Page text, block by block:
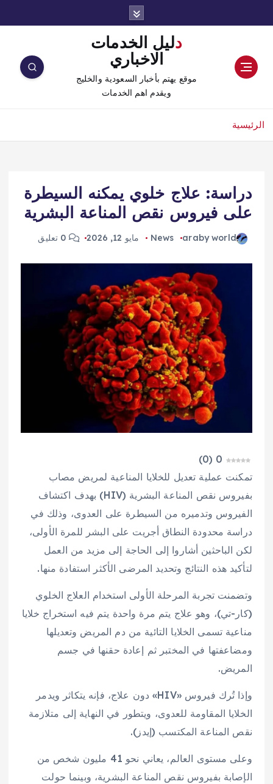
دليل الخدمات
الاخباري
موقع يهتم بأخبار السعودية والخليج
ويقدم اهم الخدمات
الرئيسية
دراسة: علاج خلوي يمكنه السيطرة
على فيروس نقص المناعة البشرية
araby world
News مايو 12, 2026
0
(
0
)
تمكنت عملية تعديل للخلايا المناعية لمريض مصاب
بفيروس نقص المناعة البشرية (HIV) بهدف اكتشاف
الفيروس وتدميره من السيطرة على العدوى، وذلك في
دراسة محدودة النطاق أجريت على البشر للمرة الأولى،
لكن الباحثين أشاروا إلى الحاجة إلى مزيد من العمل
لتأكيد هذه النتائج وتحديد المرضى الأكثر استفادة منها.
وتضمنت تجربة المرحلة الأولى استخدام العلاج الخلوي
(كار-تي)، وهو علاج يتم مرة واحدة يتم فيه استخراج خلايا
مناعية تسمى الخلايا التائية من دم المريض وتعديلها
ومضاعفتها في المختبر ثم إعادة حقنها في جسم
المريض.
وإذا تُرك فيروس «HIV» دون علاج، فإنه يتكاثر ويدمر
الخلايا المقاومة للعدوى، ويتطور في النهاية إلى متلازمة
نقص المناعة المكتسب (إيدز).
وعلى مستوى العالم، يعاني نحو 41 مليون شخص من
الإصابة بفيروس نقص المناعة البشرية، وبينما حولت